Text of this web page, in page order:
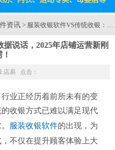
资讯 > 服装收银软件VS传统收银：
说话，2025年店铺运营新刚
:店易 点击：
业正经历着前所未有的变
收银方式已难以满足现代
服装收银软件的出现，为
不仅在提升顾客体验上大